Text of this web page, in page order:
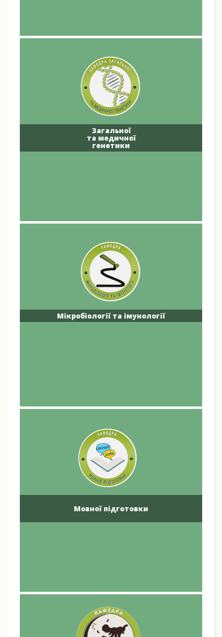
Загальної
та медичної
генетики
Мікробіології та імунології
Мовної підготовки